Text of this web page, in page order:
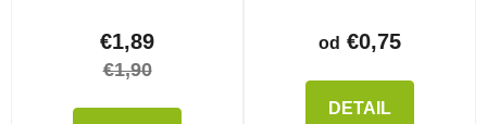
€1,89
€1,90
od €0,75
DETAIL